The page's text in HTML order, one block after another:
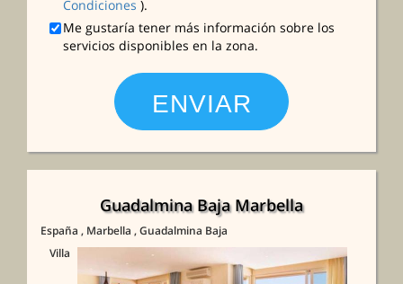
Condiciones ).
Me gustaría tener más información sobre los
servicios disponibles en la zona.
Guadalmina Baja Marbella
España , Marbella , Guadalmina Baja
Villa